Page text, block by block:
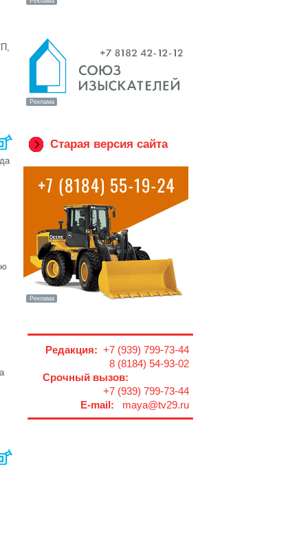
Старая версия сайта
Редакция: +7 (939) 799-73-44
8 (8184) 54-93-02
Срочный вызов:
+7 (939) 799-73-44
E-mail: maya@tv29.ru